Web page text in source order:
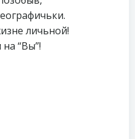
личьной!
“Вы”!